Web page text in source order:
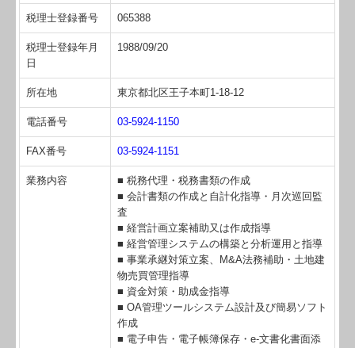
起業をお考えの方へ
経営管理のご提案
税理士登録番号 065388
税理士登録年月
日
1988/09/20
所在地 東京都北区王子本町1-18-12
電話番号 03-5924-1150
FAX番号 03-5924-1151
業務内容
■ 税務代理・税務書類の作成
■ 会計書類の作成と自計化指導・月次巡回監
査
■ 経営計画立案補助又は作成指導
■ 経営管理システムの構築と分析運用と指導
■ 事業承継対策立案、M&A法務補助・土地建
物売買管理指導
■ 資金対策・助成金指導
■ OA管理ツールシステム設計及び簡易ソフト
作成
■ 電子申告・電子帳簿保存・e-文書化書面添